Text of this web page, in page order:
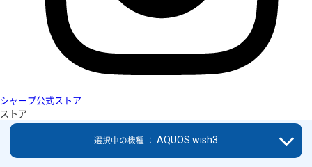
シャープ公式ストア
ストア
選択中の機種 ： AQUOS wish3